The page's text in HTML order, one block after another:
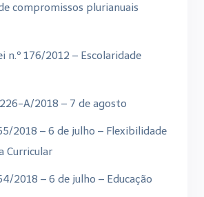
compromissos plurianuais
n.º 176/2012 – Escolaridade
A/2018 – 7 de agosto
2018 – 6 de julho – Flexibilidade
Curricular
2018 – 6 de julho – Educação